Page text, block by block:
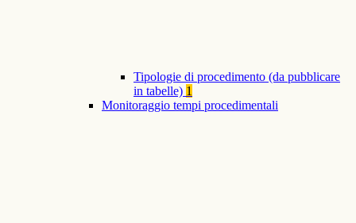
Tipologie di procedimento (da pubblicare
in tabelle) 1
Monitoraggio tempi procedimentali